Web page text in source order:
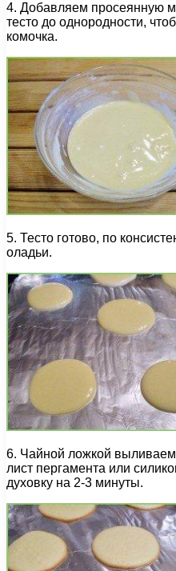
4. Добавляем просеянную
тесто до однородности,
комочка.
5. Тесто готово, по
оладьи.
6. Чайной ложкой
лист пергамента или
духовку на 2-3 минуты.